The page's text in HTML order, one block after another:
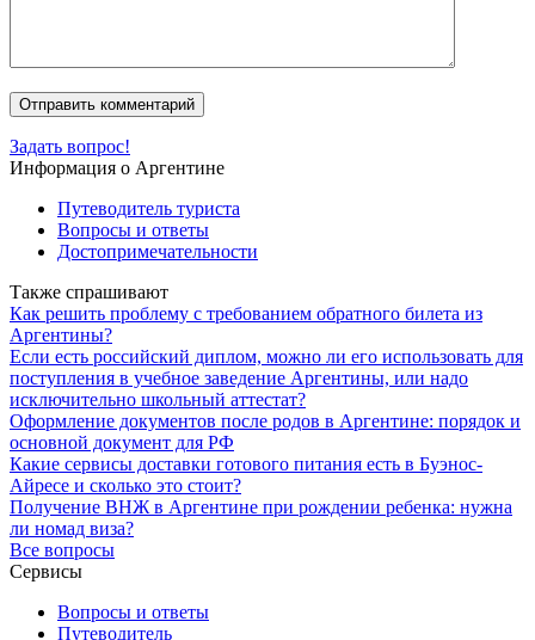
Задать вопрос!
Информация о Аргентине
Путеводитель туриста
Вопросы и ответы
Достопримечательности
Также спрашивают
Как решить проблему с требованием обратного билета из
Аргентины?
Если есть российский диплом, можно ли его использовать для
поступления в учебное заведение Аргентины, или надо
исключительно школьный аттестат?
Оформление документов после родов в Аргентине: порядок и
основной документ для РФ
Какие сервисы доставки готового питания есть в Буэнос-
Айресе и сколько это стоит?
Получение ВНЖ в Аргентине при рождении ребенка: нужна
ли номад виза?
Все вопросы
Сервисы
Вопросы и ответы
Путеводитель